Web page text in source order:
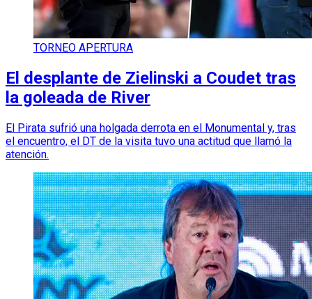
TORNEO APERTURA
El desplante de Zielinski a Coudet tras
la goleada de River
El Pirata sufrió una holgada derrota en el Monumental y, tras
el encuentro, el DT de la visita tuvo una actitud que llamó la
atención.